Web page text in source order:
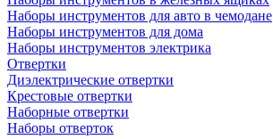
Наборы инструментов для авто в чемодане
Наборы инструментов для дома
Наборы инструментов электрика
Отвертки
Диэлектрические отвертки
Крестовые отвертки
Наборные отвертки
Наборы отверток